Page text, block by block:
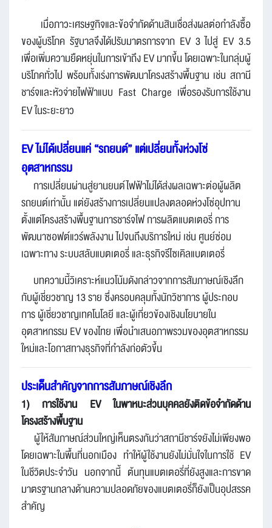
เมื่อภาวะเศรษฐกิจและข้อจำกัดด้านสินเชื่อส่งผลต่อกำลังซื้อ
ของผู้บริโภค รัฐบาลจึงได้ปรับมาตรการจาก EV 3 ไปสู่ EV 3.5
เพื่อเพิ่มความยืดหยุ่นในการเข้าถึง EV มากขึ้น โดยเฉพาะในกลุ่มผู้
บริโภคทั่วไป พร้อมทั้งเร่งการพัฒนาโครงสร้างพื้นฐาน เช่น สถานี
ชาร์จและหัวจ่ายไฟฟ้าแบบ Fast Charge เพื่อรองรับการใช้งาน
EV ในระยะยาว
EV ไม่ได้เปลี่ยนแค่ “รถยนต์” แต่เปลี่ยนทั้งห่วงโซ่
อุตสาหกรรม
การเปลี่ยนผ่านสู่ยานยนต์ไฟฟ้าไม่ได้ส่งผลเฉพาะต่อผู้ผลิต
รถยนต์เท่านั้น แต่ยังสร้างการเปลี่ยนแปลงตลอดห่วงโซ่อุปทาน
ตั้งแต่โครงสร้างพื้นฐานการชาร์จไฟ การผลิตแบตเตอรี่ การ
พัฒนาซอฟต์แวร์พลังงาน ไปจนถึงบริการใหม่ เช่น ศูนย์ซ่อม
เฉพาะทาง ระบบสลับแบตเตอรี่ และธุรกิจรีไซเคิลแบตเตอรี่
บทความนี้วิเคราะห์แนวโน้มดังกล่าวจากการสัมภาษณ์เชิงลึก
กับผู้เชี่ยวชาญ 13 ราย ซึ่งครอบคลุมทั้งนักวิชาการ ผู้ประกอบ
การ ผู้เชี่ยวชาญเทคโนโลยี และผู้เกี่ยวข้องเชิงนโยบายใน
อุตสาหกรรม EV ของไทย เพื่อนำเสนอภาพรวมของอุตสาหกรรม
ใหม่และโอกาสทางธุรกิจที่กำลังก่อตัวขึ้น
ประเด็นสำคัญจากการสัมภาษณ์เชิงลึก
1) การใช้งาน EV ในพาหนะส่วนบุคคลยังติดข้อจำกัดด้าน
โครงสร้างพื้นฐาน
ผู้ให้สัมภาษณ์ส่วนใหญ่เห็นตรงกันว่าสถานีชาร์จยังไม่เพียงพอ
โดยเฉพาะในพื้นที่นอกเมือง ทำให้ผู้ใช้งานยังไม่มั่นใจในการใช้ EV
ในชีวิตประจำวัน นอกจากนี้ ต้นทุนแบตเตอรี่ที่ยังสูงและการขาด
มาตรฐานกลางด้านความปลอดภัยของแบตเตอรี่ก็ยังเป็นอุปสรรค
สำคัญ